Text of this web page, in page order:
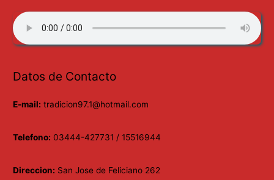
Datos de Contacto
E-mail: tradicion97.1@hotmail.com
Telefono: 03444-427731 / 15516944
Direccion: San Jose de Feliciano 262